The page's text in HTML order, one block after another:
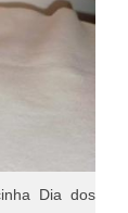
Dia dos